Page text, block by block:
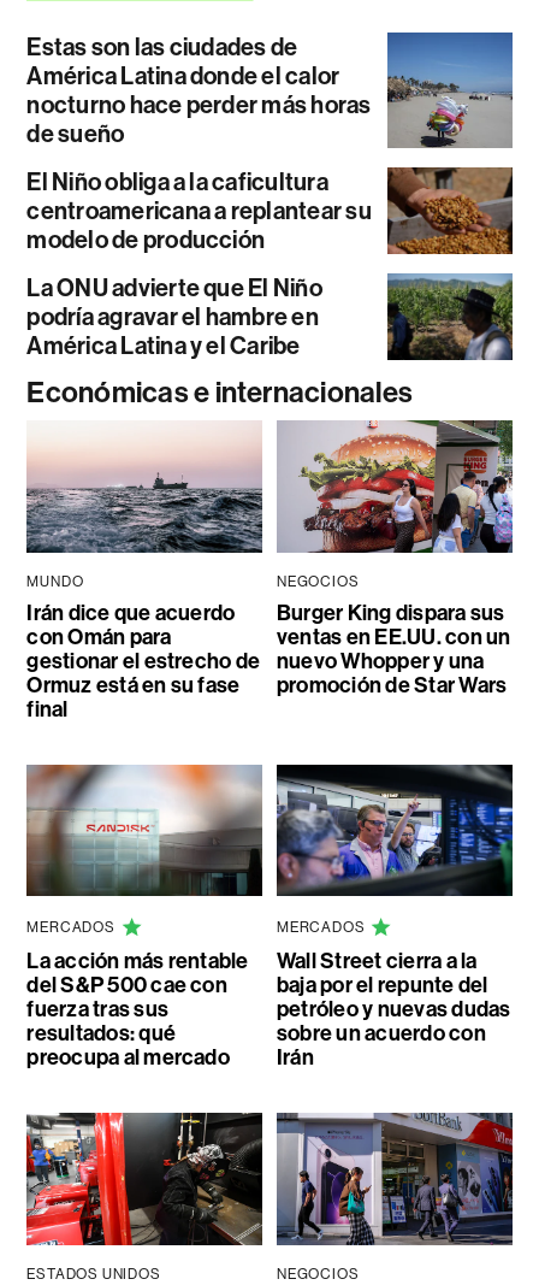
Estas son las ciudades de
América Latina donde el calor
nocturno hace perder más horas
de sueño
El Niño obliga a la caficultura
centroamericana a replantear su
modelo de producción
La ONU advierte que El Niño
podría agravar el hambre en
América Latina y el Caribe
Económicas e internacionales
MUNDO
Irán dice que acuerdo
con Omán para
gestionar el estrecho de
Ormuz está en su fase
final
NEGOCIOS
Burger King dispara sus
ventas en EE.UU. con un
nuevo Whopper y una
promoción de Star Wars
MERCADOS
La acción más rentable
del S&P 500 cae con
fuerza tras sus
resultados: qué
preocupa al mercado
MERCADOS
Wall Street cierra a la
baja por el repunte del
petróleo y nuevas dudas
sobre un acuerdo con
Irán
ESTADOS UNIDOS NEGOCIOS